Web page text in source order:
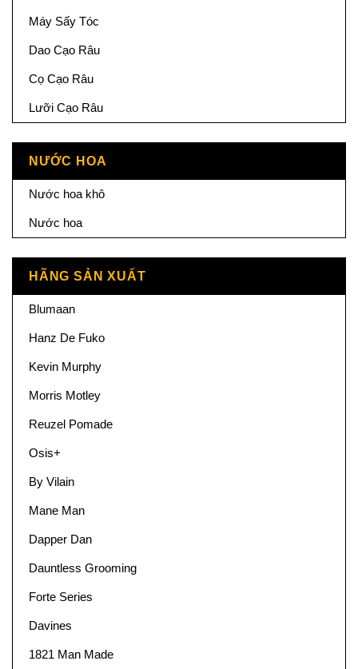
Máy Sấy Tóc
Dao Cạo Râu
Cọ Cạo Râu
Lưỡi Cạo Râu
NƯỚC HOA
Nước hoa khô
Nước hoa
HÃNG SẢN XUẤT
Blumaan
Hanz De Fuko
Kevin Murphy
Morris Motley
Reuzel Pomade
Osis+
By Vilain
Mane Man
Dapper Dan
Dauntless Grooming
Forte Series
Davines
1821 Man Made